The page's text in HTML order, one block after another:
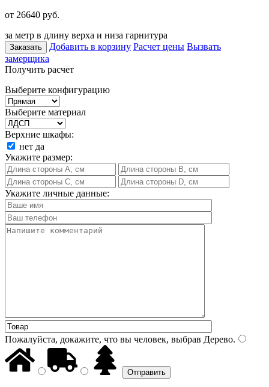
от 26640 руб.
за метр в длину верха и низа гарнитура
Заказать Добавить в корзину Расчет цены Вызвать
замерщика
Получить расчет
Выберите конфигурацию
Выберите материал
Верхние шкафы:
нет да
Укажите размер:
Укажите личные данные:
Пожалуйста, докажите, что вы человек, выбрав Дерево.